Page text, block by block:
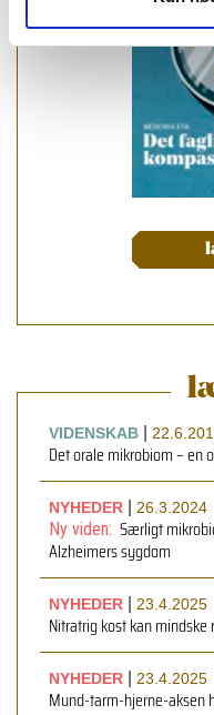
VIDENSKAB
Det orale mikrobiom – en
NYHEDER 26.3.2024
Ny viden: Særligt
Alzheimers sygdom
NYHEDER 23.4.2025
Nitratrig kost kan
NYHEDER 23.4.2025
Mund-tarm-hjerne-aksen